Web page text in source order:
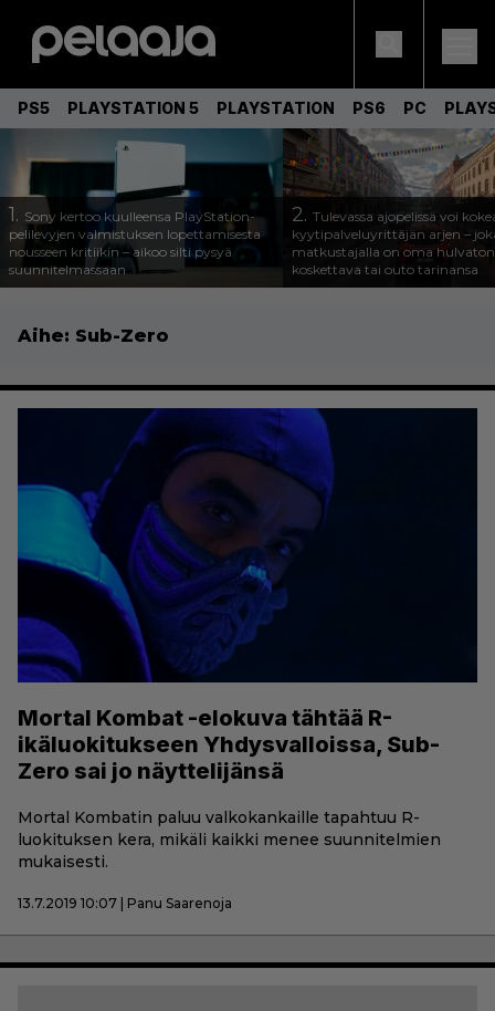
PS5 PLAYSTATION 5 PLAYSTATION PS6 PC
1. Sony kertoo kuulleensa PlayStation-
pelilevyjen valmistuksen lopettamisesta
nousseen kritiikin – aikoo silti pysyä
suunnitelmassaan
2. Tulevassa ajopelissä voi
kyytipalveluyrittäjän arjen –
matkustajalla on oma
koskettava tai outo tarinansa
Aihe: Sub-Zero
Mortal Kombat -elokuva tähtää R-
ikäluokitukseen Yhdysvalloissa, Sub-
Zero sai jo näyttelijänsä
Mortal Kombatin paluu valkokankaille tapahtuu R-
luokituksen kera, mikäli kaikki menee suunnitelmien
mukaisesti.
13.7.2019 10:07 | Panu Saarenoja